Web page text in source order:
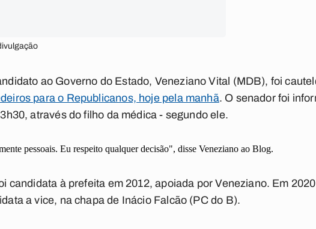
ao Governo do Estado, Veneziano Vital (MDB), foi
para o Republicanos, hoje pela manhã. O senador foi
através do filho da médica - segundo ele.
pessoais. Eu respeito qualquer decisão", disse Veneziano ao Blog.
candidata à prefeita em 2012, apoiada por Veneziano. Em
a vice, na chapa de Inácio Falcão (PC do B).